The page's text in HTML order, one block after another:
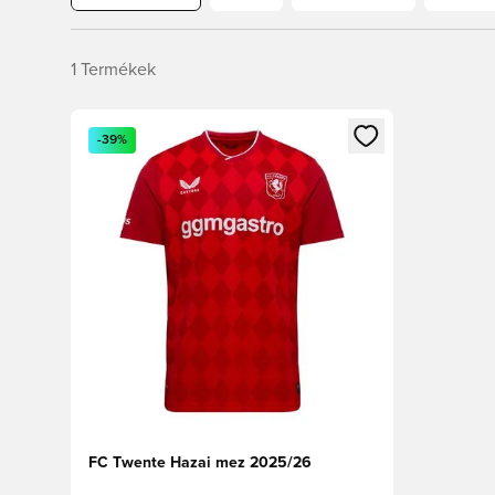
1 Termékek
Megnyit egy modált a bejelentkezéshez vagy a
-39%
FC Twente Hazai mez 2025/26